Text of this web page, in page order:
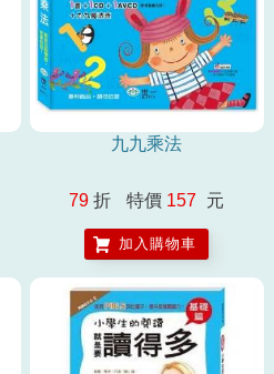
九九乘法
79 折 特價 157 元
加入購物車